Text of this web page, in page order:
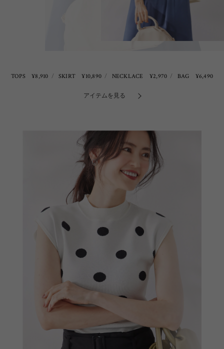
TOPS ¥8,910 SKIRT ¥10,890 NECKLACE ¥2,970 BAG ¥6,490
アイテムを見る